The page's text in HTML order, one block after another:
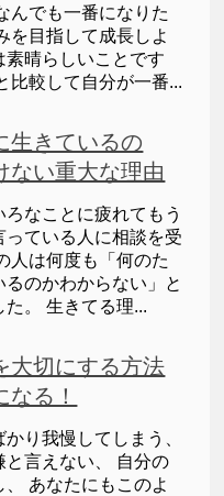
んでも一番になりた
を目指して成長しよ
素晴らしいことです
比較して自分が一番...
生きているの
ない重大な理由
ろなことに疲れてもう
っている人に相談を受
人は何度も「何のた
るのかわからない」と
た。 生きてる理...
大切にする方法
る！
り我慢してしまう、
と言えない、 自分の
、 あなたにもこのよ